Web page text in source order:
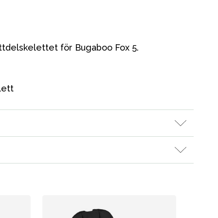
för Bugaboo Fox 5.